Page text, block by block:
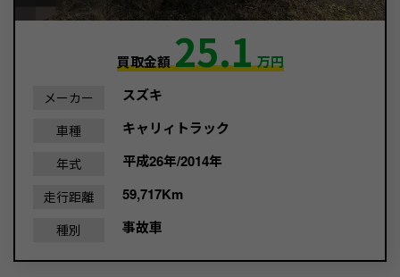
買取金額25.1万円
メーカー スズキ
車種 キャリィトラック
年式 平成26年/2014年
走行距離 59,717Km
種別 事故車